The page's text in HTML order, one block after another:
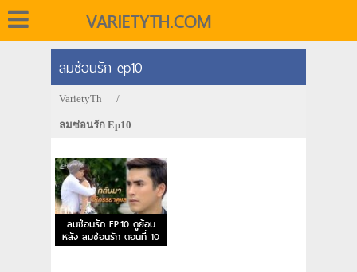
VARIETYTH.COM
ลมซ่อนรัก ep10
VarietyTh /
ลมซ่อนรัก Ep10
ลมซ่อนรัก EP.10 ดูย้อน
หลัง ลมซ่อนรัก ตอนที่ 10